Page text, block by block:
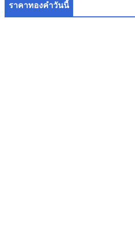
ราคาทองคำวันนี้